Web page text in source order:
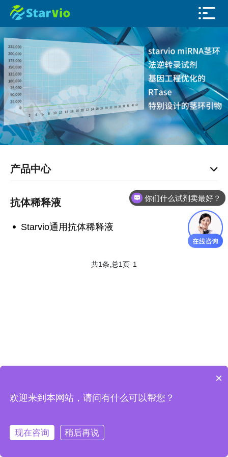
产品中心
抗体稀释液
Starvio通用抗体稀释液
共1条,总1页 1
你们什么试剂卖最好？
×
欢迎来到本网站，请问有什么可以帮您？
现在咨询 稍后再说